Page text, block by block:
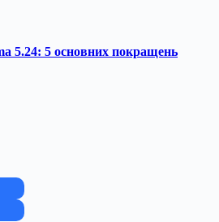
5.24: 5 основних покращень